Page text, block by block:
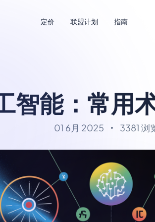
定价 联盟计划 指南
智能：常用
01 6月 2025 3381 浏